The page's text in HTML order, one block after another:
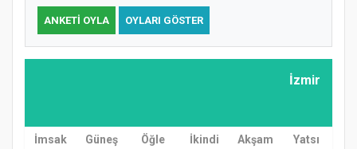
ANKETI OYLA OYLARI GÖSTER
İzmir
İmsak Güneş Öğle İkindi Akşam Yatsı